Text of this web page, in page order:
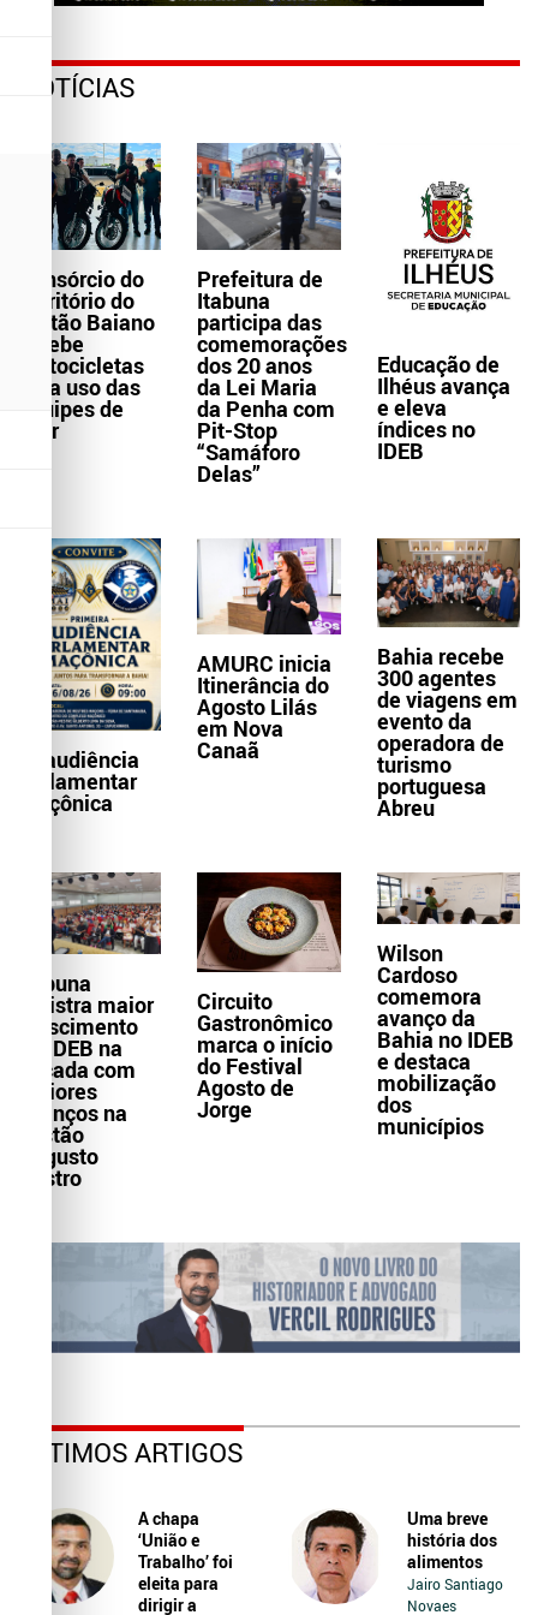
NOTÍCIAS
Consórcio do
Território do
Sertão Baiano
recebe
motocicletas
para uso das
equipes de
Ater
Prefeitura de
Itabuna
participa das
comemorações
dos 20 anos
da Lei Maria
da Penha com
Pit-Stop
“Samáforo
Delas”
Educação de
Ilhéus avança
e eleva
índices no
IDEB
1ª audiência
parlamentar
maçônica
AMURC inicia
Itinerância do
Agosto Lilás
em Nova
Canaã
Bahia recebe
300 agentes
de viagens em
evento da
operadora de
turismo
portuguesa
Abreu
Itabuna
registra maior
crescimento
do IDEB na
década com
maiores
avanços na
gestão
Augusto
Castro
Circuito
Gastronômico
marca o início
do Festival
Agosto de
Jorge
Wilson
Cardoso
comemora
avanço da
Bahia no IDEB
e destaca
mobilização
dos
municípios
ÚLTIMOS ARTIGOS
A chapa
‘União e
Trabalho’ foi
eleita para
dirigir a
Uma breve
história dos
alimentos
Jairo Santiago
Novaes